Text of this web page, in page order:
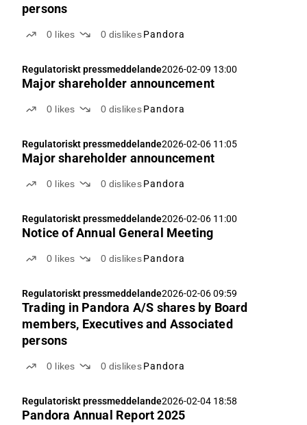
persons
0 likes 0 dislikes Pandora
Regulatoriskt pressmeddelande2026-02-09 13:00
Major shareholder announcement
0 likes 0 dislikes Pandora
Regulatoriskt pressmeddelande2026-02-06 11:05
Major shareholder announcement
0 likes 0 dislikes Pandora
Regulatoriskt pressmeddelande2026-02-06 11:00
Notice of Annual General Meeting
0 likes 0 dislikes Pandora
Regulatoriskt pressmeddelande2026-02-06 09:59
Trading in Pandora A/S shares by Board
members, Executives and Associated
persons
0 likes 0 dislikes Pandora
Regulatoriskt pressmeddelande2026-02-04 18:58
Pandora Annual Report 2025